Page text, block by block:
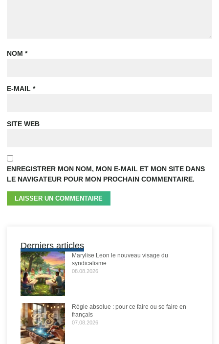
NOM *
E-MAIL *
SITE WEB
ENREGISTRER MON NOM, MON E-MAIL ET MON SITE DANS
LE NAVIGATEUR POUR MON PROCHAIN COMMENTAIRE.
Derniers articles
Marylise Leon le nouveau visage du
syndicalisme
08.08.2026
Règle absolue : pour ce faire ou se faire en
français
07.08.2026